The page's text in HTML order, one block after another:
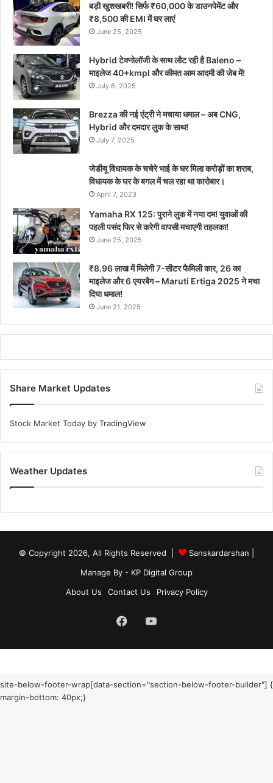
बड़ी खुशखबरी! सिर्फ ₹60,000 के डाउनपेमेंट और
₹8,500 की EMI में घर लाएं
June 25, 2025
Hybrid टेक्नोलॉजी के साथ लौट रही है Baleno –
माइलेज 40+kmpl और कीमत आम आदमी की जेब में!
July 6, 2025
Brezza की नई एंट्री ने मचाया धमाल – अब CNG,
Hybrid और दमदार लुक के साथ!
July 7, 2025
जेडीयू विधायक के चचेरे भाई के घर मिला करोड़ों का शराब,
विधायक के घर के बगल में चल रहा था कारोबार।
April 7, 2023
Yamaha RX 125: पुराने लुक में नया दम! युवाओं की
पहली पसंद फिर से करेगी वापसी मचाएगी तहलका!
June 25, 2025
₹8.96 लाख में मिलेगी 7-सीटर फैमिली कार, 26 का
माइलेज और 6 एयरबैग – Maruti Ertiga 2025 ने मचा
दिया धमाल!
June 21, 2025
Share Market Updates
Stock Market Today by TradingView
Weather Updates
© Copyright 2026, All Rights Reserved | Sanskardarshan
Manage By - KP Digital Group
About Us
Contact Us Privacy Policy
FacebookYouTube
site-below-footer-wrap[data-section="section-below-footer-builder"] {
margin-bottom: 40px;}